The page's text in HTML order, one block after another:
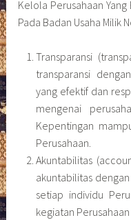
Kelola Perusahaan
Pada Badan Usaha Milik
Transparansi
transparansi
yang efektif dan
mengenai
Kepentingan
Perusahaan.
Akuntabilitas
akuntabilitas
setiap individu
kegiatan